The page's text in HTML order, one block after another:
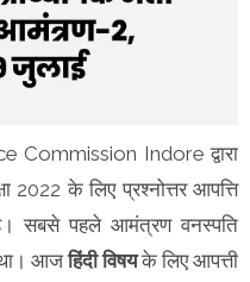
Commission Indore द्वारा
2022 के लिए प्रश्नोत्तर आपत्ति
सबसे पहले आमंत्रण वनस्पति
था। आजहिंदी विषयके लिए आपत्ती